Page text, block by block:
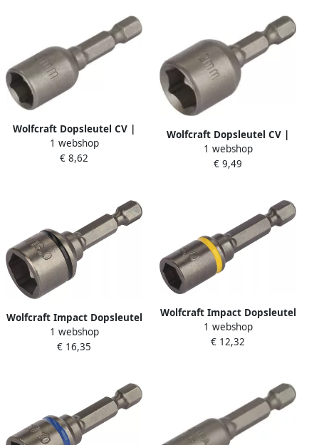
Wolfcraft Dopsleutel CV |
L=50 mm | SW 10 | 1 stuk
1379000
1 webshop
€ 8,62
Wolfcraft Dopsleutel CV |
L=50 mm | SW 12 | 1 stuk
1380000
1 webshop
€ 9,49
Wolfcraft Impact Dopsleutel
| CrMo | SW 13 | 1 stuk
1395000
1 webshop
€ 16,35
Wolfcraft Impact Dopsleutel
| CrMo | SW 8 | 1 stuk
1391000
1 webshop
€ 12,32